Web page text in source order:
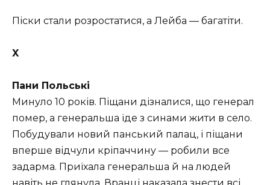
Піски стали розростатися, а Лейба — багатіти.
X
Пани Польські
Минуло 10 років. Піщани дізналися, що генерал
помер, а генеральша їде з синами жити в село.
Побудували новий панський палац, і піщани
вперше відчули кріпаччину — робили все
задарма. Приїхала генеральша й на людей